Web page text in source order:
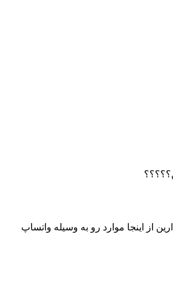
از اینجا موارد رو به وسیله واتساپ